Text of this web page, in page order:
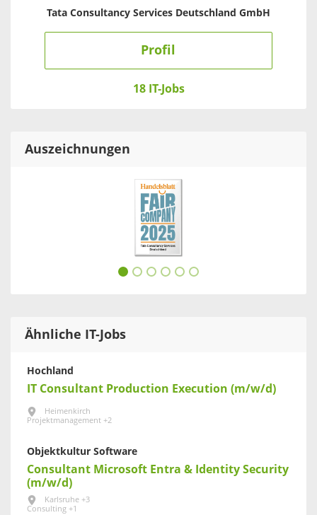
Tata Consultancy Services Deutschland GmbH
Profil
18 IT-Jobs
Auszeichnungen
Ähnliche IT-Jobs
Hochland
IT Consultant Production Execution (m/w/d)
Heimenkirch
Projektmanagement +2
Objektkultur Software
Consultant Microsoft Entra & Identity Security
(m/w/d)
Karlsruhe +3
Consulting +1